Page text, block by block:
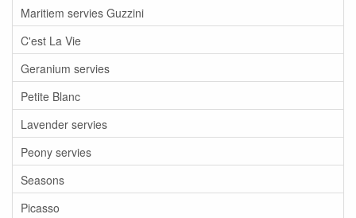
Maritiem servies Guzzini
C'est La Vie
Geranium servies
Petite Blanc
Lavender servies
Peony servies
Seasons
Picasso